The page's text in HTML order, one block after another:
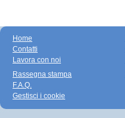
Home
Contatti
Lavora con noi
Rassegna stampa
F.A.Q.
Gestisci i cookie